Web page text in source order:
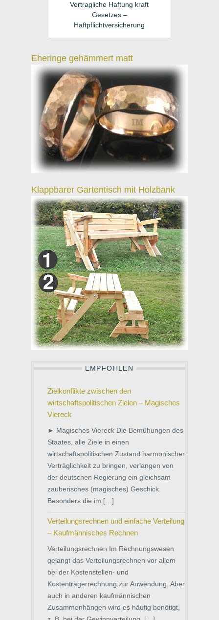
Vertragliche Haftung kraft
Gesetzes –
Haftpflichtversicherung
Eheringe gehämmert matt
Klappbarer Gartentisch mit Holzbank
EMPFOHLEN
Zielkonflikte zwischen den
wirtschaftspolitischen Zielen – Magisches
Viereck
► Magisches Viereck Die Bemühungen des
Staates, alle Ziele in einen
wirtschaftspolitischen Zustand harmonischer
Verträglichkeit zu bringen, verlangen von
der deutschen Regierung ein gleichsam
zauberisches (magisches) Geschick.
Besonders die im […]
Verteilungsrechnen und einfache Verteilung
– Kaufmännisches Rechnen
Verteilungsrechnen Im Rechnungswesen
gelangt das Verteilungsrechnen vor allem
bei der Kostenstellen- und
Kostenträgerrechnung zur Anwendung. Aber
auch in anderen kaufmännischen
Zusammenhängen wird es häufig benötigt,